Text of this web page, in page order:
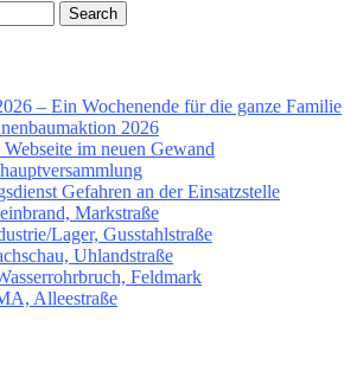
Search
– Ein Wochenende für die ganze Familie
2026
im neuen Gewand
Gefahren an der Einsatzstelle
Markstraße
Lager, Gusstahlstraße
Uhlandstraße
Feldmark
Alleestraße